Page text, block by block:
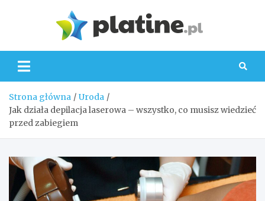
Strona główna
Uroda
Jak działa depilacja laserowa – wszystko, co musisz wiedzieć
przed zabiegiem